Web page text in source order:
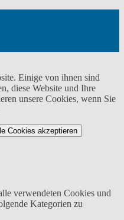
Einige von ihnen sind
diese Website und Ihre
unsere Cookies, wenn Sie
Cookies akzeptieren
verwendeten Cookies und
Kategorien zu